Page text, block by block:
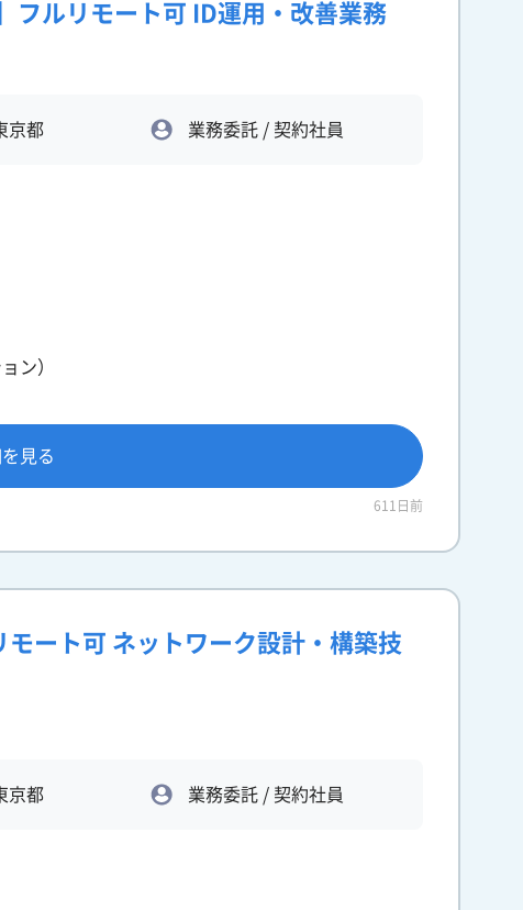
フルリモート可 ID運用・改善業務
京都 業務委託 / 契約社員
ン）
見る
611日前
ート可 ネットワーク設計・構築技
京都 業務委託 / 契約社員